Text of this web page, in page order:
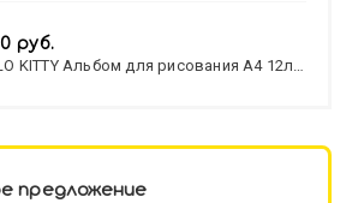
руб.
KITTY Альбом для рисования А4 12л.
предложение